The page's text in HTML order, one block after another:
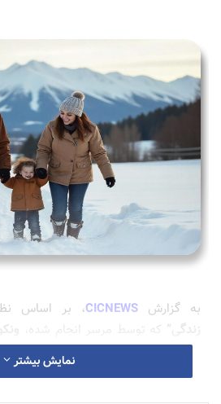
به گزارش CICNEWS، بر اساس
زندگی” که توسط مرسر انجام شده،
نخست را در آمریکای شمالی به خود
جهانی قرار دارد. این شهر، که در
نمایش بیشتر